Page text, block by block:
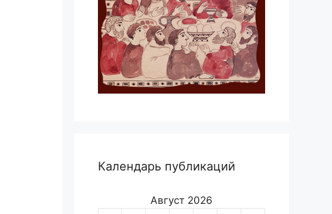
Календарь публикаций
Август 2026